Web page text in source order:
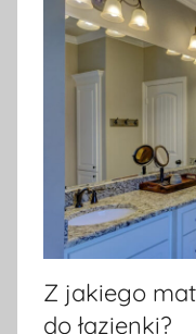
Z jakiego
do łazienki?